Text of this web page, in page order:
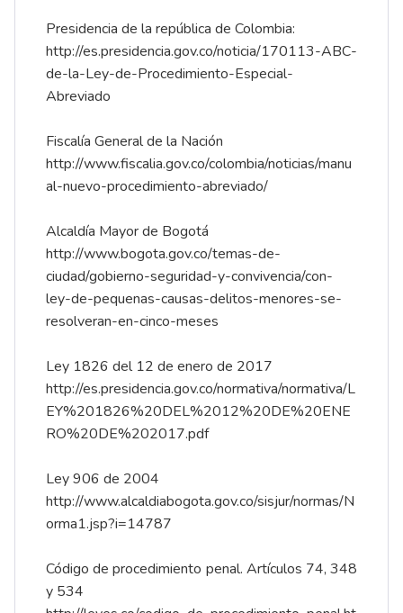
Presidencia de la república de Colombia:
http://es.presidencia.gov.co/noticia/170113-ABC-
de-la-Ley-de-Procedimiento-Especial-
Abreviado
Fiscalía General de la Nación
http://www.fiscalia.gov.co/colombia/noticias/manu
al-nuevo-procedimiento-abreviado/
Alcaldía Mayor de Bogotá
http://www.bogota.gov.co/temas-de-
ciudad/gobierno-seguridad-y-convivencia/con-
ley-de-pequenas-causas-delitos-menores-se-
resolveran-en-cinco-meses
Ley 1826 del 12 de enero de 2017
http://es.presidencia.gov.co/normativa/normativa/L
EY%201826%20DEL%2012%20DE%20ENE
RO%20DE%202017.pdf
Ley 906 de 2004
http://www.alcaldiabogota.gov.co/sisjur/normas/N
orma1.jsp?i=14787
Código de procedimiento penal. Artículos 74, 348
y 534